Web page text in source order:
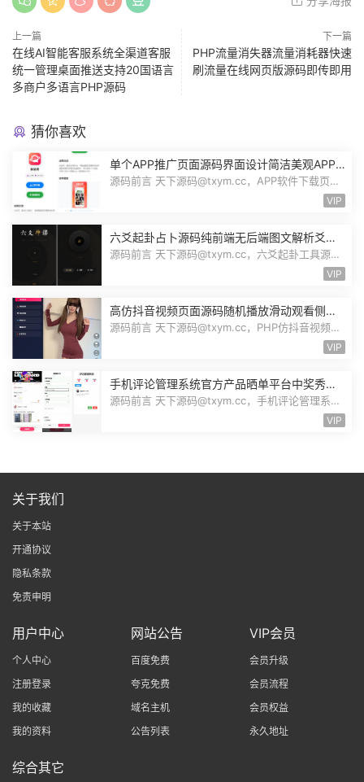
上一篇
在线AI智能客服系统全渠道客服
统一管理桌面推送支持20国语言
多商户多语言PHP源码
下一篇
PHP流量消失器流量消耗器快速
刷流量在线网页版源码即传即用
猜你喜欢
单个APP推广页面源码界面设计简洁美观APP
应用下载页面自带后台管理PHP源码
源码前言 天下源码@txym.cc，APP软件下载页
VIP
六爻起卦占卜源码纯前端无后端图文解析爻位
图解指定卦式自动排盘自适应Node源码
源码前言 天下源码@txym.cc，六爻起卦工具源
VIP
高仿抖音视频页面源码随机播放滑动观看侧栏
切换美女小姐姐才艺表演自适应PHP源码
源码前言 天下源码@txym.cc，PHP仿抖音视频播
VIP
手机评论管理系统官方产品晒单平台中奖秀晒
图秀体验秀互动秀买家在线评论晒单源码
源码前言 天下源码@txym.cc，手机评论管理系统
VIP
关于我们
关于本站
开通协议
隐私条款
免责申明
用户中心
个人中心
注册登录
我的收藏
我的资料
网站公告
百度免费
夸克免费
域名主机
公告列表
VIP会员
会员升级
会员流程
会员权益
永久地址
综合其它